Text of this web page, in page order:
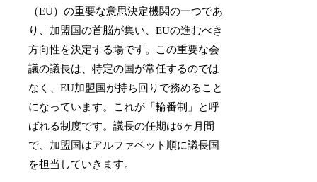
（EU）の重要な意思決定機関の一つであ
り、加盟国の首脳が集い、EUの進むべき
方向性を決定する場です。この重要な会
議の議長は、特定の国が常任するのでは
なく、EU加盟国が持ち回りで務めること
になっています。これが「輪番制」と呼
ばれる制度です。議長の任期は6ヶ月間
で、加盟国はアルファベット順に議長国
を担当していきます。